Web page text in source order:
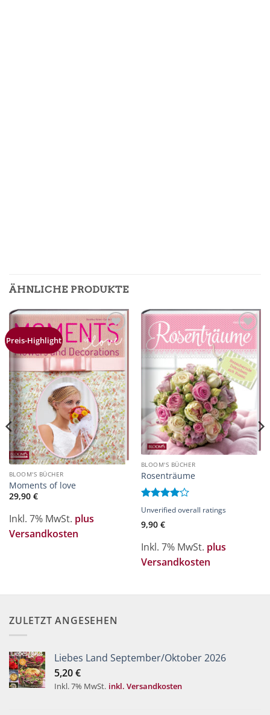
ÄHNLICHE PRODUKTE
Preis-Highlight
Zur
Merkliste
hinzufügen
BLOOM'S BÜCHER
Moments of love
29,90 €
Inkl. 7% MwSt. plus
Versandkosten
Zur
Merkliste
hinzufügen
BLOOM'S BÜCHER
Rosenträume
Bewertet
von 5
Unverified overall ratings
9,90 €
Inkl. 7% MwSt. plus
Versandkosten
ZULETZT ANGESEHEN
Liebes Land September/Oktober 2026
5,20€
Inkl. 7% MwSt. inkl. Versandkosten